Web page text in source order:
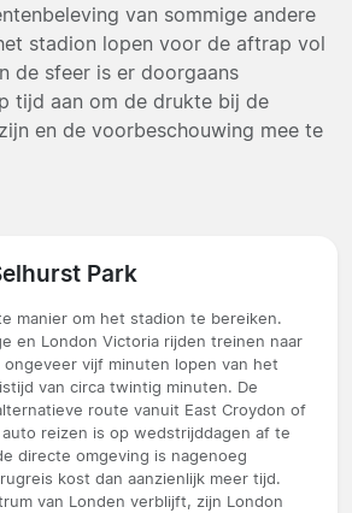
van sommige andere
stadion lopen voor de aftrap vol
de sfeer is er doorgaans
tijd aan om de drukte bij de
en de voorbeschouwing mee te
Park
manier om het stadion te bereiken.
en London Victoria rijden treinen naar
ongeveer vijf minuten lopen van het
van circa twintig minuten. De
route vanuit East Croydon of
reizen is op wedstrijddagen af te
directe omgeving is nagenoeg
kost dan aanzienlijk meer tijd.
van Londen verblijft, zijn London